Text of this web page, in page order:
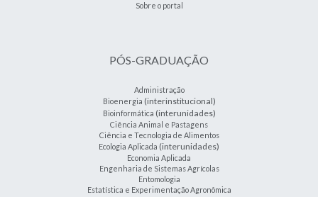
Sobre o portal
PÓS-GRADUAÇÃO
Administração
Bioenergia (interinstitucional)
Bioinformática (interunidades)
Ciência Animal e Pastagens
Ciência e Tecnologia de Alimentos
Ecologia Aplicada (interunidades)
Economia Aplicada
Engenharia de Sistemas Agrícolas
Entomologia
Estatística e Experimentação Agronômica